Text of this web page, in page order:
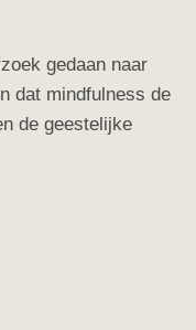
gedaan naar
dat mindfulness de
de geestelijke